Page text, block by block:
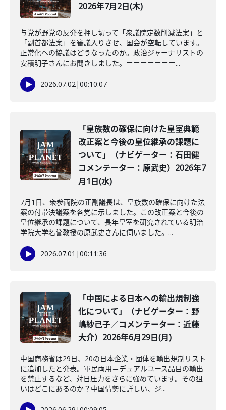
2026年7月2日(木)
与党が野党の反発を押し切って「衆議院定数削減法案」と
「副首都法案」を審議入りさせ、国会が空転しています。
正常化への協議はどうなったのか。政治ジャーナリストの
安積明子さんにお聞きしました。＝＝＝＝＝＝＝...
2026.07.02|00:10:07
「皇族数の確保に向けた皇室典範
改正案と今後の皇位継承の課題に
ついて」（ナビゲーター：石田健
コメンテーター：原武史）2026年7
月1日(水)
7月1日、衆参両院の正副議長は、皇族数の確保に向けた法
案の付帯決議案を各党に示しました。この改正案と今後の
皇位継承の課題について、長年皇室を研究されている明治
学院大学名誉教授の原武史さんに伺いました。...
2026.07.01 |00:11:36
「中国による日本への輸出規制強
化について」（ナビゲーター：野
嶋紗己子／コメンテーター：近藤
大介）2026年6月29日(月)
中国商務省は29日、20の日本企業・団体を輸出規制リスト
に追加したと発表。軍民両用＝デュアルユース品目の輸出
を禁止するなど、対日圧力をさらに強めています。その狙
いはどこにあるのか？中国情勢に詳しい、ジ...